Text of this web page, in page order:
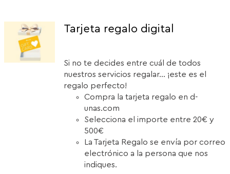
Tarjeta regalo digital
Si no te decides entre cuál de todos
nuestros servicios regalar... ¡este es el
regalo perfecto!
Compra la tarjeta regalo en d-
unas.com
Selecciona el importe entre 20€ y
500€
La Tarjeta Regalo se envía por correo
electrónico a la persona que nos
indiques.